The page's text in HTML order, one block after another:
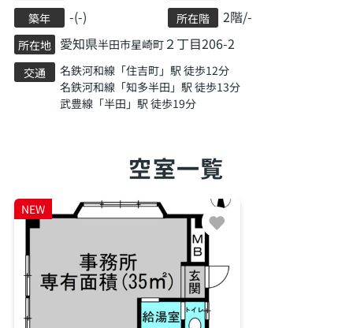
築年 -(-) 所在階 2階/-
所在地 愛知県半田市星崎町２丁目206-2
交通 名鉄河和線 「住吉町」駅 徒歩12分
名鉄河和線 「知多半田 」駅 徒歩13分
武豊線 「半田 」駅 徒歩19分
空室一覧
NEW